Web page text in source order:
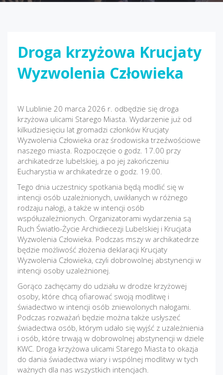
Droga krzyżowa Krucjaty
Wyzwolenia Człowieka
W Lublinie 20 marca 2026 r. odbędzie się droga
krzyżowa ulicami Starego Miasta. Wydarzenie już od
kilkudziesięciu lat gromadzi członków Krucjaty
Wyzwolenia Człowieka oraz środowiska trzeźwościowe
naszego miasta. Rozpoczęcie o godz. 17.00 przy
archikatedrze lubelskiej, a po jej zakończeniu
Eucharystia w archikatedrze o godz. 19.00.
Tego dnia uczestnicy spotkania będą modlić się w
intencji osób uzależnionych, uwikłanych w różnego
rodzaju nałogi, a także w intencji osób
współuzależnionych. Organizatorami wydarzenia są
Ruch Światło-Życie Archidiecezji Lubelskiej i Krucjata
Wyzwolenia Człowieka. Podczas mszy w archikatedrze
będzie możliwość złożenia deklaracji Krucjaty
Wyzwolenia Człowieka, czyli dobrowolnej abstynencji w
intencji osoby uzależnionej.
Gorąco zachęcamy do udziału w drodze krzyżowej
osoby, które chcą ofiarować swoją modlitwę i
świadectwo w intencji osób zniewolonych nałogami.
Podczas rozważań będzie można także usłyszeć
świadectwa osób, którym udało się wyjść z uzależnienia
i osób, które trwają w dobrowolnej abstynencji w dziele
KWC. Droga krzyżowa ulicami Starego Miasta to okazja
do dania świadectwa wiary i wspólnej modlitwy w tych
ważnych dla nas wszystkich intencjach.